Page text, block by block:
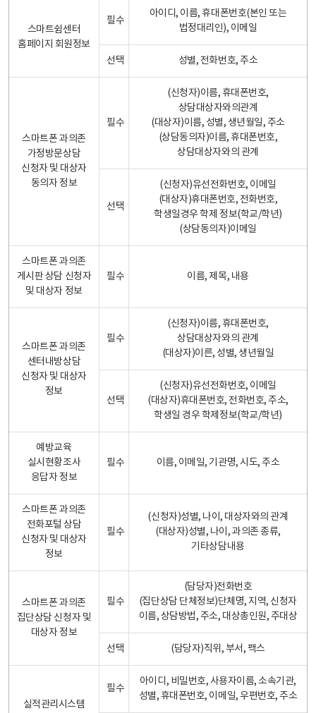
스마트쉼센터
홈페이지 회원정보
필수
아이디, 이름, 휴대폰번호(본인 또는
법정대리인), 이메일
선택 성별, 전화번호, 주소
스마트폰 과의존
가정방문상담
신청자 및 대상자
동의자 정보
필수
(신청자)이름, 휴대폰번호,
상담대상자와의관계
(대상자)이름, 성별, 생년월일, 주소
(상담동의자)이름, 휴대폰번호,
상담대상자와의 관계
선택
(신청자)유선전화번호, 이메일
(대상자)휴대폰번호, 전화번호,
학생일경우 학제 정보(학교/학년)
(상담동의자)이메일
스마트폰 과의존
게시판 상담 신청자
및 대상자 정보
필수 이름, 제목, 내용
스마트폰 과의존
센터내방상담
신청자 및 대상자
정보
필수
(신청자)이름, 휴대폰번호,
상담대상자와의 관계
(대상자)이른, 성별, 생년월일
선택
(신청자)유선전화번호, 이메일
(대상자)휴대폰번호, 전화번호, 주소,
학생일 경우 학제정보(학교/학년)
예방교육
실시현황조사
응답자 정보
필수 이름, 이메일, 기관명, 시도, 주소
스마트폰 과의존
전화포털 상담
신청자 및 대상자
정보
필수
(신청자)성별, 나이, 대상자와의 관계
(대상자)성별, 나이, 과의존 종류,
기타상담내용
스마트폰 과의존
집단상담 신청자 및
대상자 정보
필수
(담당자)전화번호
(집단상담 단체정보)단체명, 지역, 신청자
이름, 상담방법, 주소, 대상총인원, 주대상
선택 (담당자)직위, 부서, 팩스
실적관리시스템
필수
아이디, 비밀번호, 사용자이름, 소속기관,
성별, 휴대폰번호, 이메일, 우편번호, 주소